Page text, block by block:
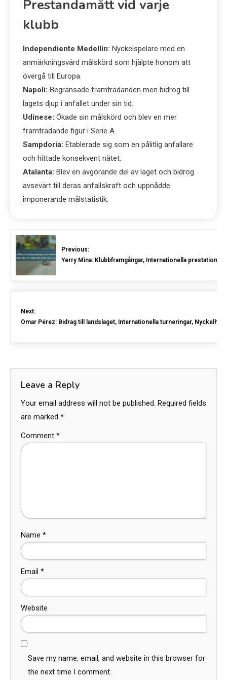
Prestandamått vid varje
klubb
Independiente Medellín: Nyckelspelare med en
anmärkningsvärd målskörd som hjälpte honom att
övergå till Europa.
Napoli: Begränsade framträdanden men bidrog till
lagets djup i anfallet under sin tid.
Udinese: Ökade sin målskörd och blev en mer
framträdande figur i Serie A.
Sampdoria: Etablerade sig som en pålitlig anfallare
och hittade konsekvent nätet.
Atalanta: Blev en avgörande del av laget och bidrog
avsevärt till deras anfallskraft och uppnådde
imponerande målstatistik.
Previous:
Yerry Mina: Klubbframgångar, Internationella
Next:
Omar Pérez: Bidrag till landslaget, Internationella turneringar,
Leave a Reply
Your email address will not be published. Required fields
are marked *
Comment *
Name *
Email *
Website
Save my name, email, and website in this browser for
the next time I comment.